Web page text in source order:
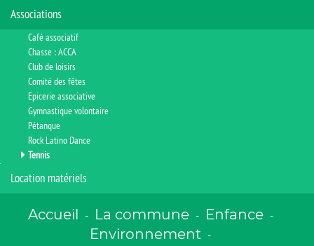
Associations
Café associatif
Chasse : ACCA
Club de loisirs
Comité des fêtes
Epicerie associative
Gymnastique volontaire
Pétanque
Rock Latino Dance
Tennis
Location matériels
Accueil - La commune - Enfance -
Environnement -